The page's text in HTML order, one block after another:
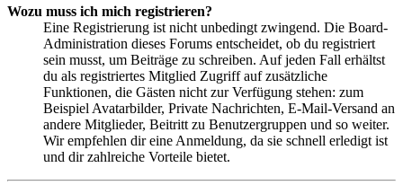
Wozu muss ich mich registrieren?
Eine Registrierung ist nicht unbedingt zwingend. Die Board-
Administration dieses Forums entscheidet, ob du registriert
sein musst, um Beiträge zu schreiben. Auf jeden Fall erhältst
du als registriertes Mitglied Zugriff auf zusätzliche
Funktionen, die Gästen nicht zur Verfügung stehen: zum
Beispiel Avatarbilder, Private Nachrichten, E-Mail-Versand an
andere Mitglieder, Beitritt zu Benutzergruppen und so weiter.
Wir empfehlen dir eine Anmeldung, da sie schnell erledigt ist
und dir zahlreiche Vorteile bietet.